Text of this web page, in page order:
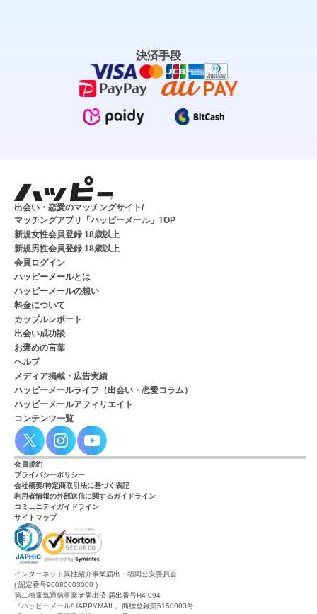
決済手段
出会い・恋愛のマッチングサイト/
マッチングアプリ「ハッピーメール」TOP
新規女性会員登録 18歳以上
新規男性会員登録 18歳以上
会員ログイン
ハッピーメールとは
ハッピーメールの想い
料金について
カップルレポート
出会い成功談
お褒めの言葉
ヘルプ
メディア掲載・広告実績
ハッピーメールライフ（出会い・恋愛コラム）
ハッピーメールアフィリエイト
コンテンツ一覧
会員規約
プライバシーポリシー
会社概要/特定商取引法に基づく表記
利用者情報の外部送信に関するガイドライン
コミュニティガイドライン
サイトマップ
インターネット異性紹介事業届出・福岡公安委員会
( 認定番号90080003000 )
第二種電気通信事業者届出済 届出番号H4-094
『ハッピーメール/HAPPYMAIL』商標登録第5150003号